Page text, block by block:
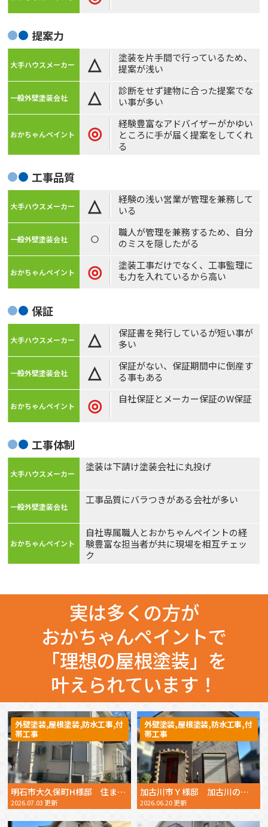
提案力
△
塗装を片手間で行っているため、
提案が浅い
△
診断をせず建物に合った提案でな
い事が多い
◎
経験豊富なアドバイザーがかゆい
ところに手が届く提案をしてくれ
る
工事品質
△
経験の浅い営業が管理を兼務して
いる
○
職人が管理を兼務するため、自分
のミスを隠したがる
◎
塗装工事だけでなく、工事監理に
も力を入れているから高い
保証
△
保証書を発行しているが短い事が
多い
△
保証がない、保証期間中に倒産す
る事もある
◎ 自社保証とメーカー保証のW保証
工事体制
塗装は下請け塗装会社に丸投げ
工事品質にバラつきがある会社が多い
自社専属職人とおかちゃんペイントの経
験豊富な担当者が共に現場を相互チェッ
ク
実は多くの方が
おかちゃんペイントで
「理想の屋根塗装」を
叶えられています！
明石市大久保町H様邸 住まいの美観と耐久性を高める外壁・屋根塗装
2026.07.03 更新
外壁塗装,屋根塗装,防水工事,付
帯工事
加古川市Ｙ様邸 加古川の住環境に合わせた塗料選び！遮熱性と耐久性を両立した外壁・屋根塗装【2025年12月完工】
2026.06.20 更新
外壁塗装,屋根塗装,防水工事,付
帯工事